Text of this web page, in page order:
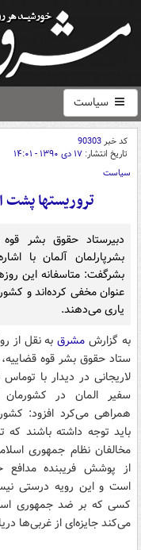
سیاست
کد خبر90303
تاریخ انتشار: ۱۷ دی ۱۳۹۰ - ۱۴:۰۱
سیاست
تروریستها
دبیرستاد حقوق بشر
بشرپارلمان آلمان با
بشرگفت: متاسفانه این
عنوان مخفی کرده‌اند و
یاری می‌دهند.
به گزارش مشرقبه نقل از
ستاد حقوق بشر قوه
لاریجانی در دیدار با توماس
سفیر المان در کشورمان
همراهی می‌کرد افزود:
باید توجه داشته باشند که
مخالفان نظام جمهوری
از پوشش فریبنده مدافع
است و این رویه درستی
کسی که بر ضد جمهوری
می‌کند جایزه‌ای از غربی‌ها